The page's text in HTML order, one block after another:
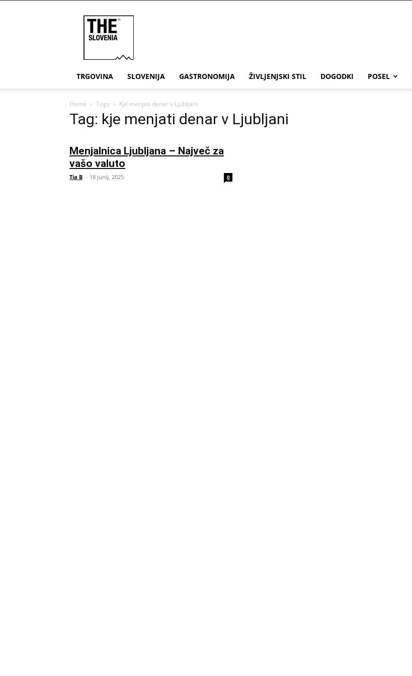
TRGOVINA SLOVENIJA GASTRONOMIJA ŽIVLJENJSKI STIL DOGODKI POSEL
Home Tags Kje menjati denar v Ljubljani
Tag: kje menjati denar v Ljubljani
Menjalnica Ljubljana – Največ za
vašo valuto
Tia B - 18 junij, 2025 0